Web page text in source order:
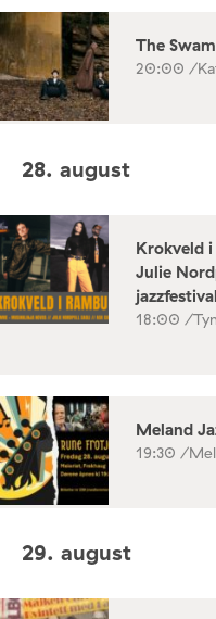
The
20:00 /
28. august
Krokveld
Julie
jazzfestival
18:00 /
Meland
19:30 /
29. august